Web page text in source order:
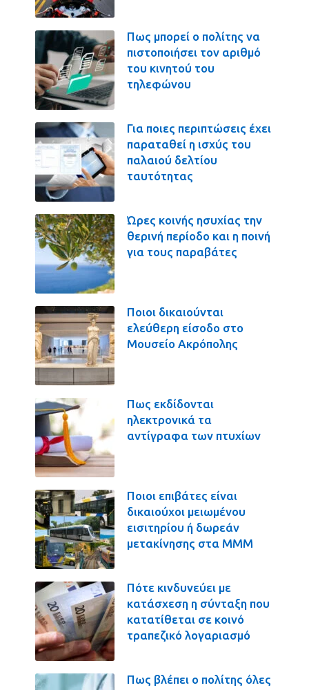
Πως μπορεί ο πολίτης να
πιστοποιήσει τον αριθμό
του κινητού του
τηλεφώνου
Για ποιες περιπτώσεις έχει
παραταθεί η ισχύς του
παλαιού δελτίου
ταυτότητας
Ώρες κοινής ησυχίας την
θερινή περίοδο και η ποινή
για τους παραβάτες
Ποιοι δικαιούνται
ελεύθερη είσοδο στο
Μουσείο Ακρόπολης
Πως εκδίδονται
ηλεκτρονικά τα
αντίγραφα των πτυχίων
Ποιοι επιβάτες είναι
δικαιούχοι μειωμένου
εισιτηρίου ή δωρεάν
μετακίνησης στα ΜΜΜ
Πότε κινδυνεύει με
κατάσχεση η σύνταξη που
κατατίθεται σε κοινό
τραπεζικό λογαριασμό
Πως βλέπει ο πολίτης όλες